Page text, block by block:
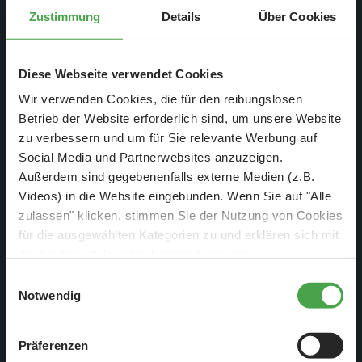
Zustimmung Details Über Cookies
Diese Webseite verwendet Cookies
Wir verwenden Cookies, die für den reibungslosen
Betrieb der Website erforderlich sind, um unsere Website
zu verbessern und um für Sie relevante Werbung auf
Social Media und Partnerwebsites anzuzeigen.
Außerdem sind gegebenenfalls externe Medien (z.B.
Videos) in die Website eingebunden. Wenn Sie auf "Alle
zulassen" klicken, stimmen Sie der Nutzung von Cookies
für die ausgewählten Kategorien zu und erklären sich mit
diese Einstellungen jederzeit über die Schaltfläche
zustimmen, beschränken wir uns auf die technisch
notwendigen Cookies. Weitere Informationen finden Sie in
Notwendig
Präferenzen
Ein perfekt geplanter Einbruch: Fast haben die Gangster es
geschafft, doch im Tresorraum wartet schon eine Spezialeinheit
der Polizei auf die ungebetenen Besucher.
Relativ schnell stand fest, dass eine Modellbahnanlage
dieser Größe und dieser Detailtreue sehr teuer sein wird und
zwei DIN-A4 Blättern, auf denen ihre Idee skizziert war, zu